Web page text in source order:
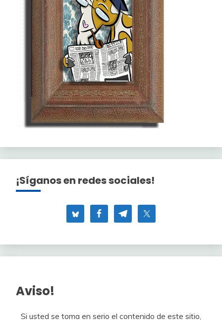
¡Síganos en redes sociales!
Aviso!
Si usted se toma en serio el contenido de este sitio,